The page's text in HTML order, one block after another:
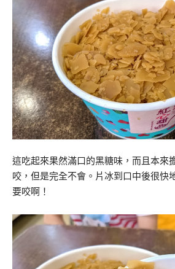
這吃起來果然滿口的黑糖味，而且本來
咬，但是完全不會。片冰到口中後很快
要咬啊！